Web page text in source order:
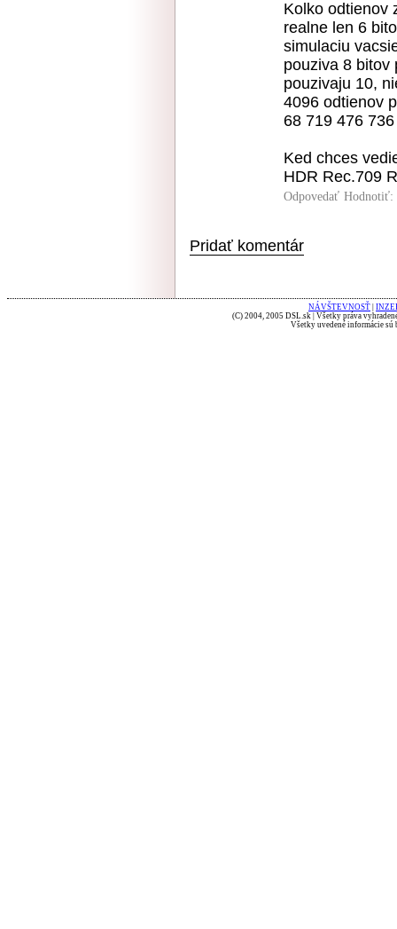
Kolko odtienov
realne len 6
simulaciu
pouziva 8 bitov
pouzivaju 10,
4096 odtienov
68 719 476
Ked chces
HDR Rec.709
Odpovedať Hodnotiť:
Pridať komentár
NÁVŠTEVNOSŤ
(C) 2004, 2005 DSL.sk | Všetky práva
Všetky uvedené informácie sú